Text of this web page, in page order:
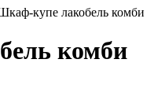
купе лакобель комби
комби